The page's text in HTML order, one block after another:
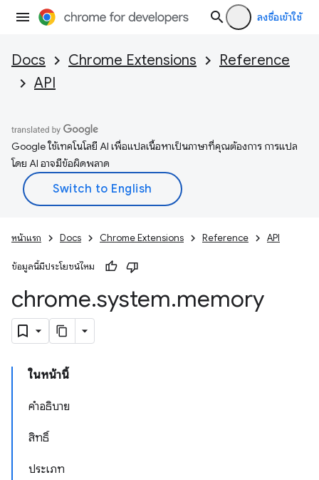
ลงชื่อเข้าใช้
Docs Chrome Extensions
Reference
API
Google ใช้เทคโนโลยี AI เพื่อแปลเนื้อหาเป็นภาษาที่คุณต้องการ การแปล
โดย AI อาจมีข้อผิดพลาด
หน้าแรก Docs Chrome Extensions Reference API
ข้อมูลนี้มีประโยชน์ไหม
chrome.system.memory
ในหน้านี้
คำอธิบาย
สิทธิ์
ประเภท